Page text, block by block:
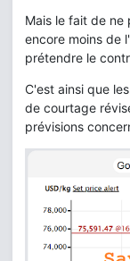
Mais le fait de
encore moins de
prétendre le
C'est ainsi que
de courtage
prévisions